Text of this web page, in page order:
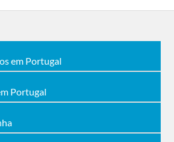
em Portugal
Portugal